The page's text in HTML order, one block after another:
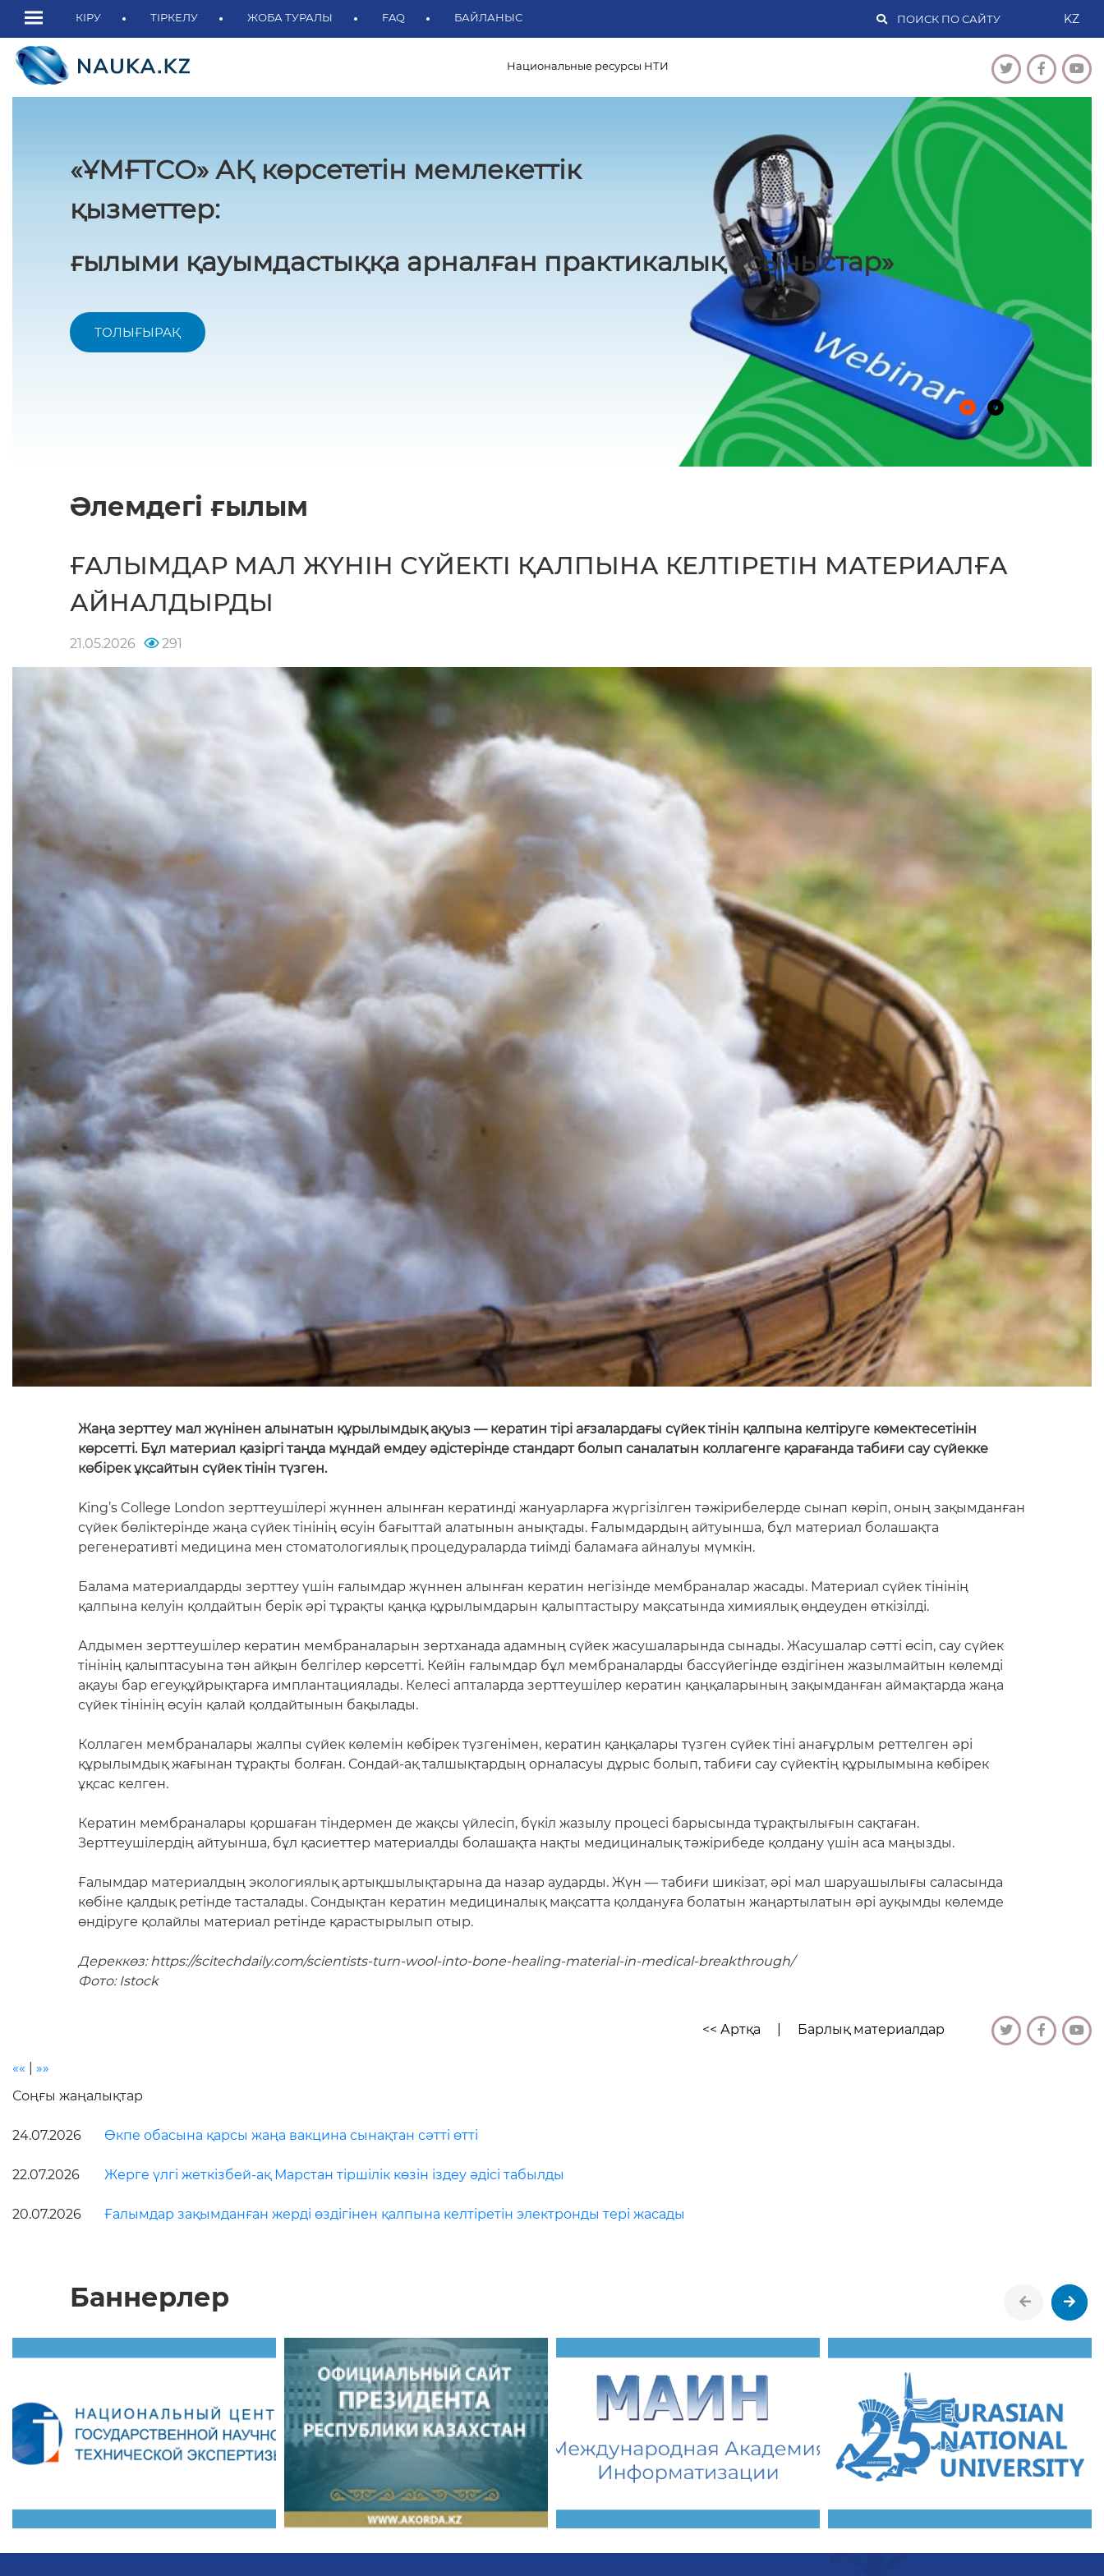
КІРУ ТІРКЕЛУ ЖОБА ТУРАЛЫ FAQ БАЙЛАНЫС KZ
Национальные ресурсы НТИ
«ҰМҒТСО» АҚ көрсететін мемлекеттік
қызметтер:
ғылыми қауымдастыққа арналған практикалық ұсыныстар»
ТОЛЫҒЫРАҚ
Әлемдегі ғылым
ҒАЛЫМДАР МАЛ ЖҮНІН СҮЙЕКТІ ҚАЛПЫНА КЕЛТІРЕТІН МАТЕРИАЛҒА
АЙНАЛДЫРДЫ
21.05.2026 291
Жаңа зерттеу мал жүнінен алынатын құрылымдық ақуыз — кератин тірі ағзалардағы сүйек тінін қалпына келтіруге көмектесетінін
көрсетті. Бұл материал қазіргі таңда мұндай емдеу әдістерінде стандарт болып саналатын коллагенге қарағанда табиғи сау сүйекке
көбірек ұқсайтын сүйек тінін түзген.
King’s College London зерттеушілері жүннен алынған кератинді жануарларға жүргізілген тәжірибелерде сынап көріп, оның зақымданған
сүйек бөліктерінде жаңа сүйек тінінің өсуін бағыттай алатынын анықтады. Ғалымдардың айтуынша, бұл материал болашақта
регенеративті медицина мен стоматологиялық процедураларда тиімді баламаға айналуы мүмкін.
Балама материалдарды зерттеу үшін ғалымдар жүннен алынған кератин негізінде мембраналар жасады. Материал сүйек тінінің
қалпына келуін қолдайтын берік әрі тұрақты қаңқа құрылымдарын қалыптастыру мақсатында химиялық өңдеуден өткізілді.
Алдымен зерттеушілер кератин мембраналарын зертханада адамның сүйек жасушаларында сынады. Жасушалар сәтті өсіп, сау сүйек
тінінің қалыптасуына тән айқын белгілер көрсетті. Кейін ғалымдар бұл мембраналарды бассүйегінде өздігінен жазылмайтын көлемді
ақауы бар егеуқұйрықтарға имплантациялады. Келесі апталарда зерттеушілер кератин қаңқаларының зақымданған аймақтарда жаңа
сүйек тінінің өсуін қалай қолдайтынын бақылады.
Коллаген мембраналары жалпы сүйек көлемін көбірек түзгенімен, кератин қаңқалары түзген сүйек тіні анағұрлым реттелген әрі
құрылымдық жағынан тұрақты болған. Сондай-ақ талшықтардың орналасуы дұрыс болып, табиғи сау сүйектің құрылымына көбірек
ұқсас келген.
Кератин мембраналары қоршаған тіндермен де жақсы үйлесіп, бүкіл жазылу процесі барысында тұрақтылығын сақтаған.
Зерттеушілердің айтуынша, бұл қасиеттер материалды болашақта нақты медициналық тәжірибеде қолдану үшін аса маңызды.
Ғалымдар материалдың экологиялық артықшылықтарына да назар аударды. Жүн — табиғи шикізат, әрі мал шаруашылығы саласында
көбіне қалдық ретінде тасталады. Сондықтан кератин медициналық мақсатта қолдануға болатын жаңартылатын әрі ауқымды көлемде
өндіруге қолайлы материал ретінде қарастырылып отыр.
Дереккөз: https://scitechdaily.com/scientists-turn-wool-into-bone-healing-material-in-medical-breakthrough/
Фото: Istock
<< Артқа Барлық материалдар
««
»»
Соңғы жаңалықтар
24.07.2026 Өкпе обасына қарсы жаңа вакцина сынақтан сәтті өтті
22.07.2026 Жерге үлгі жеткізбей-ақ Марстан тіршілік көзін іздеу әдісі табылды
20.07.2026 Ғалымдар зақымданған жерді өздігінен қалпына келтіретін электронды тері жасады
Баннерлер